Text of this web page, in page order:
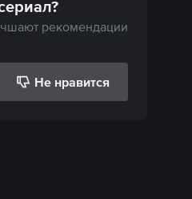
?
рекомендации
Не нравится